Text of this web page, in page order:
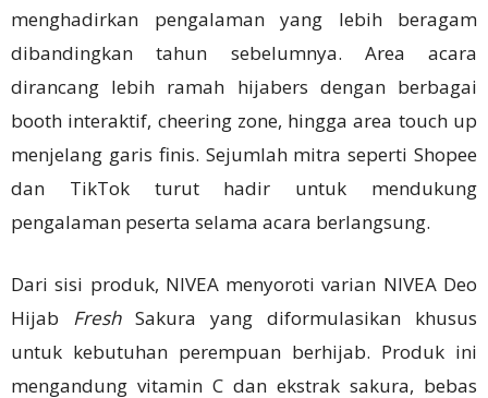
menghadirkan pengalaman yang lebih beragam
dibandingkan tahun sebelumnya. Area acara
dirancang lebih ramah hijabers dengan berbagai
booth interaktif, cheering zone, hingga area touch up
menjelang garis finis. Sejumlah mitra seperti Shopee
dan TikTok turut hadir untuk mendukung
pengalaman peserta selama acara berlangsung.
Dari sisi produk, NIVEA menyoroti varian NIVEA Deo
Hijab FreshSakura yang diformulasikan khusus
untuk kebutuhan perempuan berhijab. Produk ini
mengandung vitamin C dan ekstrak sakura, bebas